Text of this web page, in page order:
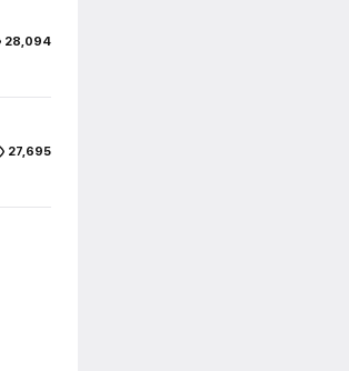
28,094
27,695